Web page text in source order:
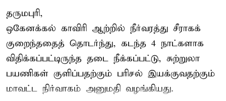
தருமபுரி,
ஒகேனக்கல் காவிரி ஆற்றில் நீர்வரத்து சீராகக்
குறைந்ததைத் தொடர்ந்து, கடந்த 4 நாட்களாக
விதிக்கப்பட்டிருந்த தடை நீக்கப்பட்டு, சுற்றுலா
பயணிகள் குளிப்பதற்கும் பரிசல் இயக்குவதற்கும்
மாவட்ட நிர்வாகம் அனுமதி வழங்கியது.